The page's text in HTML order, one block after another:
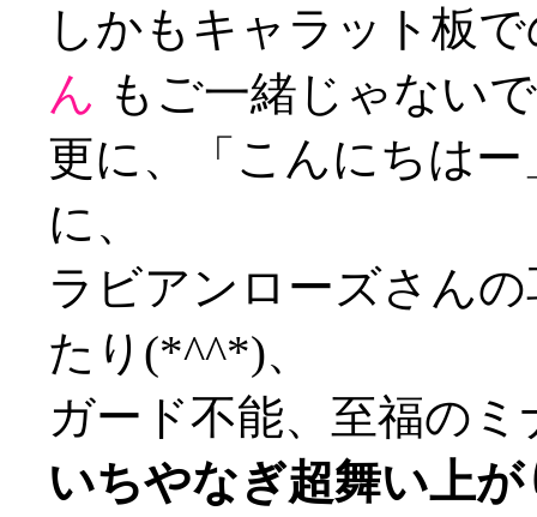
しかもキャラット板
ん もご一緒じゃない
更に、「こんにちは
に、
ラビアンローズさん
たり(*^^*)、
ガード不能、至福の
いちやなぎ超舞い上